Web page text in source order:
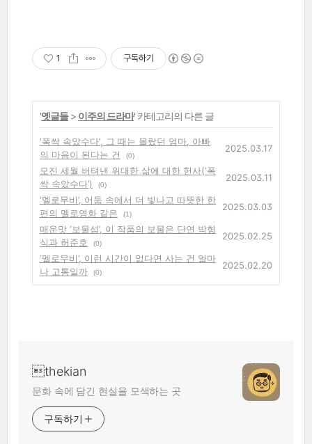
1 구독하기
'옛글들> 이주의 드라마' 카테고리의 다른 글
'폭싹 속았수다', 그 때는 몰랐던 엄마, 아빠
의 마음이 된다는 건
(0)
2025.03.17
모진 세월 버텨낸 위대한 삶에 대한 헌사(‘폭
싹 속았수다’)
(0)
2025.03.11
‘멜로무비’, 어둠 속에서 더 빛나고 따뜻한 한
편의 멜로영화 같은
(1)
2025.03.03
매운맛 ‘보물섬’, 이 작품의 보물은 단연 박형
식과 허준호
(0)
2025.02.25
‘멜로무비’, 이런 시간이 없다면 사는 건 얼마
나 고통일까
(0)
2025.02.20
thekian
문화 속에 담긴 현실을 모색하는 곳
구독하기